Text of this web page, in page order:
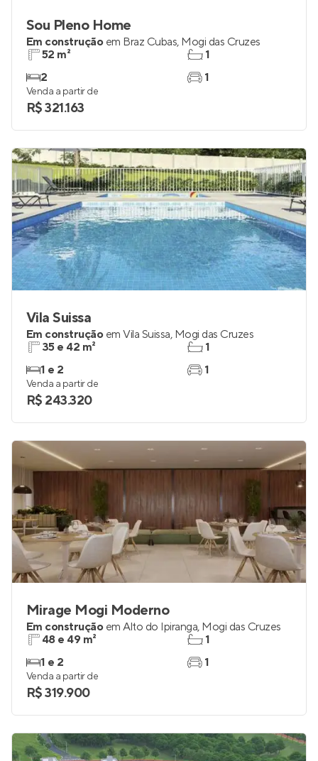
Sou Pleno Home
Em construção em Braz Cubas, Mogi das Cruzes
52 m²
2
1
1
Venda a partir de
R$ 321.163
Vila Suissa
Em construção em Vila Suissa, Mogi das Cruzes
35 e 42 m²
1 e 2
1
1
Venda a partir de
R$ 243.320
Mirage Mogi Moderno
Em construção em Alto do Ipiranga, Mogi das Cruzes
48 e 49 m²
1 e 2
1
1
Venda a partir de
R$ 319.900